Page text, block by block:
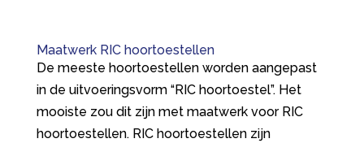
Maatwerk RIC hoortoestellen
De meeste hoortoestellen worden aangepast
in de uitvoeringsvorm “RIC hoortoestel”. Het
mooiste zou dit zijn met maatwerk voor RIC
hoortoestellen. RIC hoortoestellen zijn